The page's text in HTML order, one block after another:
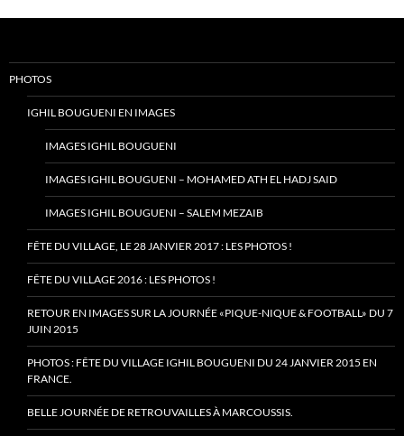
PHOTOS
IGHIL BOUGUENI EN IMAGES
IMAGES IGHIL BOUGUENI
IMAGES IGHIL BOUGUENI – MOHAMED ATH EL HADJ SAID
IMAGES IGHIL BOUGUENI – SALEM MEZAIB
FÊTE DU VILLAGE, LE 28 JANVIER 2017 : LES PHOTOS !
FÊTE DU VILLAGE 2016 : LES PHOTOS !
RETOUR EN IMAGES SUR LA JOURNÉE «PIQUE-NIQUE & FOOTBALL» DU 7
JUIN 2015
PHOTOS : FÊTE DU VILLAGE IGHIL BOUGUENI DU 24 JANVIER 2015 EN
FRANCE.
BELLE JOURNÉE DE RETROUVAILLES À MARCOUSSIS.